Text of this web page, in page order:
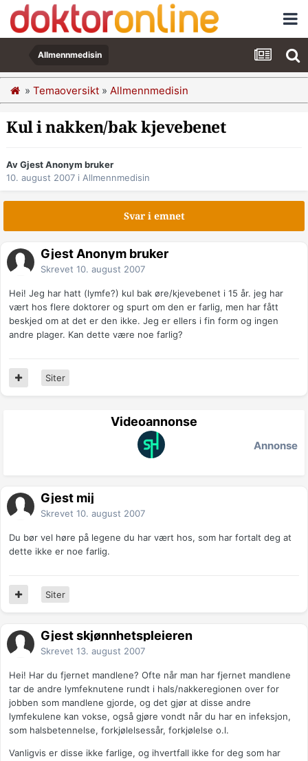
Allmennmedisin
» Temaoversikt » Allmennmedisin
Kul i nakken/bak kjevebenet
Av Gjest Anonym bruker
10. august 2007 i Allmennmedisin
Svar i emnet
Gjest Anonym bruker
Skrevet 10. august 2007
Hei! Jeg har hatt (lymfe?) kul bak øre/kjevebenet i 15 år. jeg har
vært hos flere doktorer og spurt om den er farlig, men har fått
beskjed om at det er den ikke. Jeg er ellers i fin form og ingen
andre plager. Kan dette være noe farlig?
Siter
Videoannonse
Annonse
Gjest mij
Skrevet 10. august 2007
Du bør vel høre på legene du har vært hos, som har fortalt deg at
dette ikke er noe farlig.
Siter
Gjest skjønnhetspleieren
Skrevet 13. august 2007
Hei! Har du fjernet mandlene? Ofte når man har fjernet mandlene
tar de andre lymfeknutene rundt i hals/nakkeregionen over for
jobben som mandlene gjorde, og det gjør at disse andre
lymfekulene kan vokse, også gjøre vondt når du har en infeksjon,
som halsbetennelse, forkjølelsessår, forkjølelse o.l.
Vanligvis er disse ikke farlige, og ihvertfall ikke for deg som har